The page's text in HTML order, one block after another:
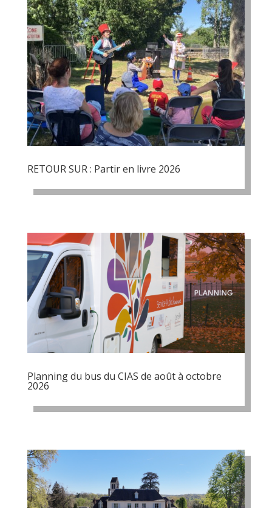
RETOUR SUR : Partir en livre 2026
Planning du bus du CIAS de août à octobre
2026